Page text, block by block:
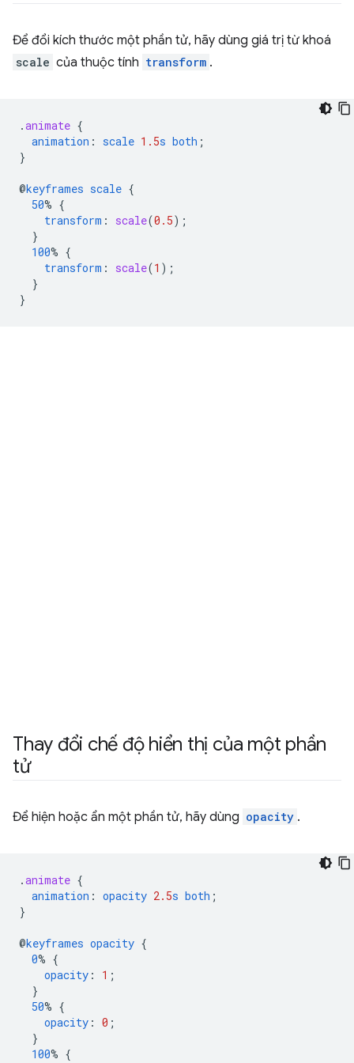
Để đổi kích thước một phần tử, hãy dùng giá trị từ khoá
scale của thuộc tính transform .
.animate {
animation : scale 1.5s both ;
}
@keyframes scale {
50% {
transform : scale(0.5);
}
100% {
transform : scale(1 );
}
}
Thay đổi chế độ hiển thị của một phần
tử
Để hiện hoặc ẩn một phần tử, hãy dùng opacity .
.animate {
animation : opacity 2.5s both ;
}
@keyframes opacity {
0% {
opacity : 1 ;
}
50% {
opacity : 0 ;
}
100% {